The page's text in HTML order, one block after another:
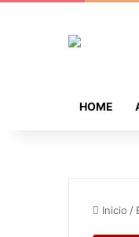
HOME
Inicio /